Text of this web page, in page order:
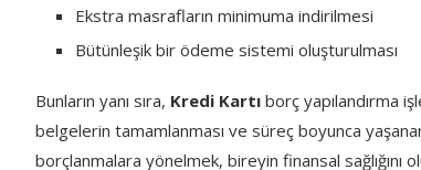
Ekstra masrafların minimuma indirilmesi
Bütünleşik bir ödeme sistemi oluşturulması
Bunların yanı sıra, Kredi Kartı borç yapılandırma
belgelerin tamamlanması ve süreç boyunca
borçlanmalara yönelmek, bireyin finansal